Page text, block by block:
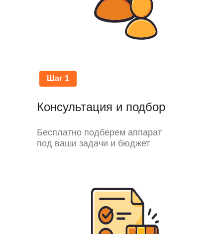
Шаг 1
Бесплатно подберем аппарат
под ваши задачи и бюджет
Консультация и подбор